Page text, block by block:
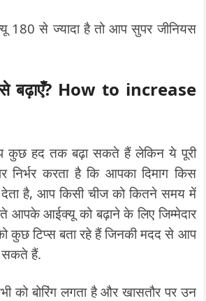
से ज्यादा है तो आप सुपर जीनियस
बढ़ाएँ? How to increase
हद तक बढ़ा सकते हैं लेकिन ये पूरी
निर्भर करता है कि आपका दिमाग किस
देता है, आप किसी चीज को कितने समय में
आपके आईक्यू को बढ़ाने के लिए जिम्मेदार
कुछ टिप्स बता रहे हैं जिनकी मदद से आप
सकते हैं.
को बोरिंग लगता है और खासतौर पर उन